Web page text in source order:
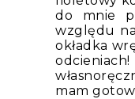
do mnie
względu
okładka
mam